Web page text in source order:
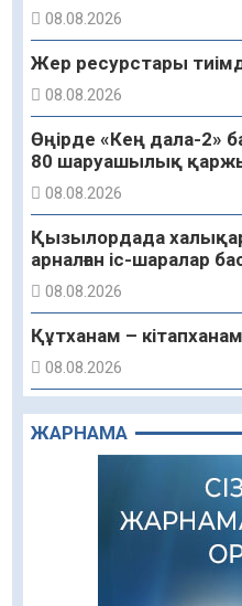
08.08.2026
Жер ресурстары
08.08.2026
Өңірде «Кең дала-2»
80 шаруашылық
08.08.2026
Қызылордада
арналған іс-шаралар
08.08.2026
Құтханам –
08.08.2026
Құрылыс қарқыны –
08.08.2026
Зәулім ғимараттарда
азаматтардың
Еңбегі ерлікпен тең
ЖАРНАМА